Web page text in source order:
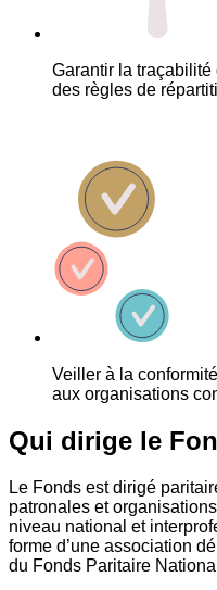
Garantir la traçabilité
des règles de
Veiller à la
aux organisations
Qui dirige le
Le Fonds est dirigé
patronales et
niveau national et
forme d’une association
du Fonds Paritaire